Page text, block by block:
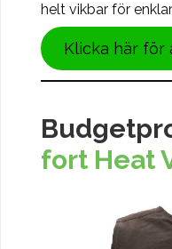
helt vikbar för
Klicka här för
fort Heat